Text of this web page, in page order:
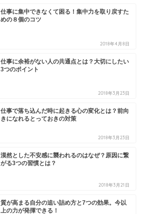
仕事に集中できなくて困る！集中力を取り戻すた
めの８個のコツ
2018年4月8日
仕事に余裕がない人の共通点とは？大切にしたい
3つのポイント
2018年3月23日
仕事で落ち込んだ時に起きる心の変化とは？前向
きになれるとっておきの対策
2018年3月23日
漠然とした不安感に襲われるのはなぜ？原因に繋
がる3つの習慣とは？
2018年3月21日
質が高まる自分の追い詰め方と7つの効果。今以
上の力が発揮できる！